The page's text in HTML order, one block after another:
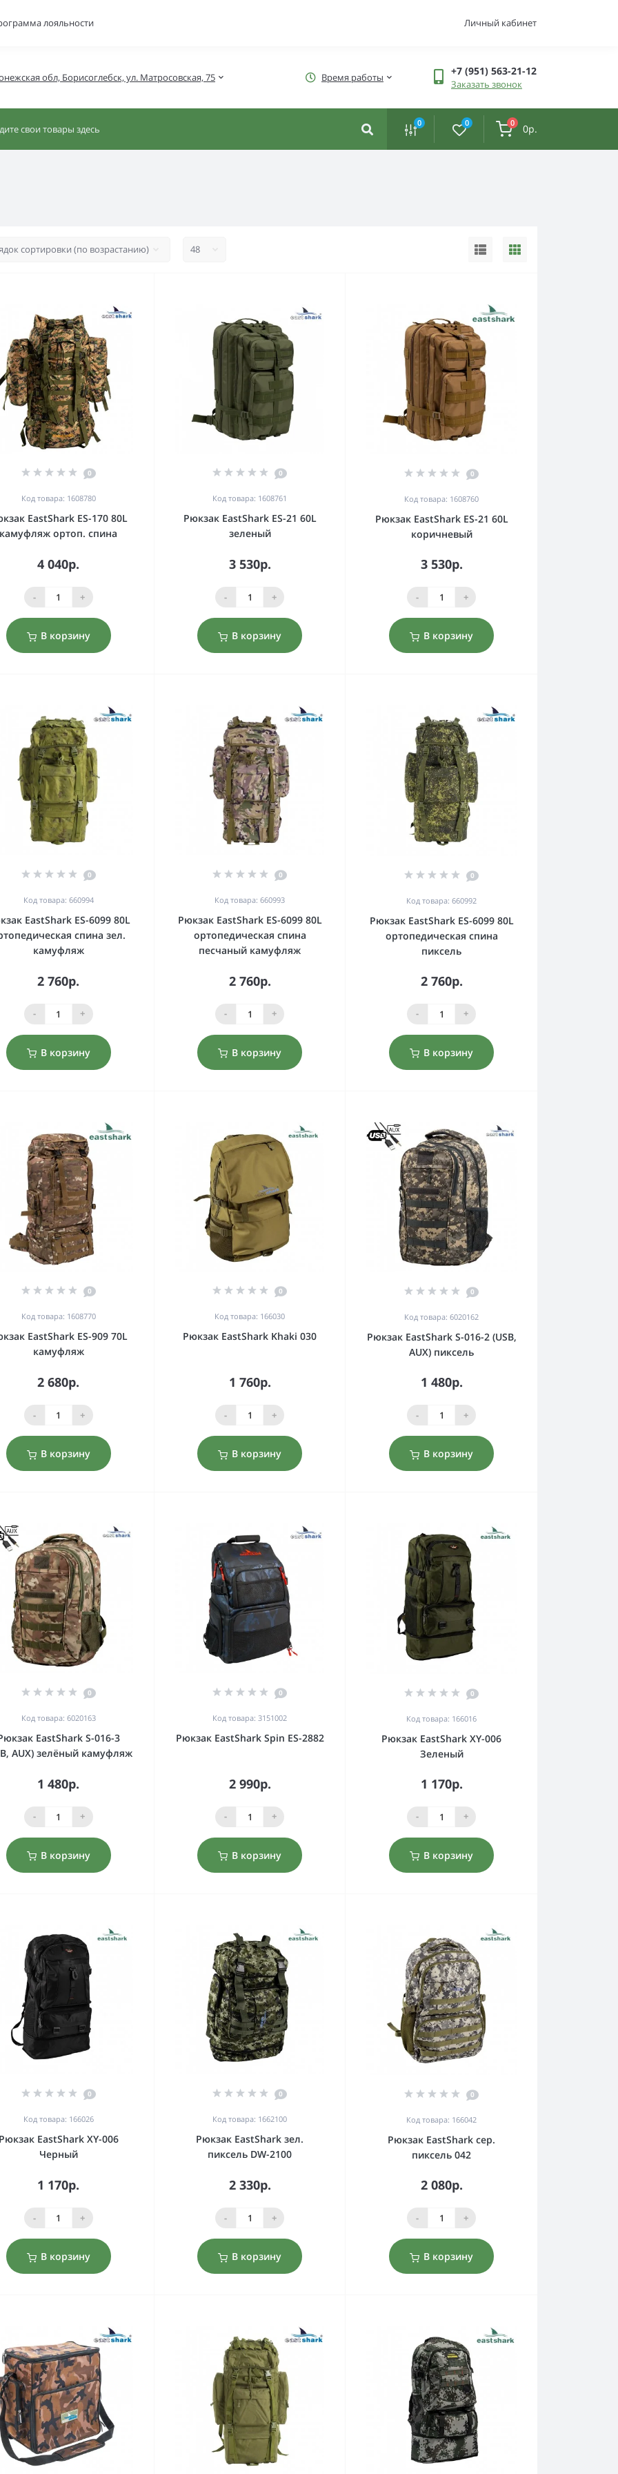
лояльности Личный кабинет
обл, Борисоглебск, ул. Матросовская, 75 Время работы +7 (951) 563-21-12
Заказать звонок
0 0 0 0р.
0
Код товара: 1608780
EastShark ES-170 80L
камуфляж ортоп. спина
4 040р.
- +
В корзину
0
Код товара: 1608761
Рюкзак EastShark ES-21 60L
зеленый
3 530р.
- +
В корзину
0
Код товара: 1608760
Рюкзак EastShark ES-21 60L
коричневый
3 530р.
- +
В корзину
0
Код товара: 660994
EastShark ES-6099 80L
спина зел.
камуфляж
2 760р.
- +
В корзину
0
Код товара: 660993
Рюкзак EastShark ES-6099 80L
ортопедическая спина
песчаный камуфляж
2 760р.
- +
В корзину
0
Код товара: 660992
Рюкзак EastShark ES-6099 80L
ортопедическая спина
пиксель
2 760р.
- +
В корзину
0
Код товара: 1608770
EastShark ES-909 70L
камуфляж
2 680р.
- +
В корзину
0
Код товара: 166030
Рюкзак EastShark Khaki 030
1 760р.
- +
В корзину
0
Код товара: 6020162
Рюкзак EastShark S-016-2 (USB,
AUX) пиксель
1 480р.
- +
В корзину
0
Код товара: 6020163
EastShark S-016-3
AUX) зелёный камуфляж
1 480р.
- +
В корзину
0
Код товара: 3151002
Рюкзак EastShark Spin ES-2882
2 990р.
- +
В корзину
0
Код товара: 166016
Рюкзак EastShark XY-006
Зеленый
1 170р.
- +
В корзину
0
Код товара: 166026
EastShark XY-006
Черный
1 170р.
- +
В корзину
0
Код товара: 1662100
Рюкзак EastShark зел.
пиксель DW-2100
2 330р.
- +
В корзину
0
Код товара: 166042
Рюкзак EastShark сер.
пиксель 042
2 080р.
- +
В корзину